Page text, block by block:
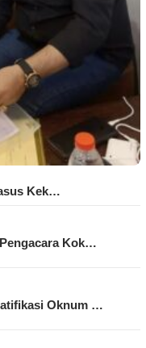
Kek…
Kok…
Oknum …